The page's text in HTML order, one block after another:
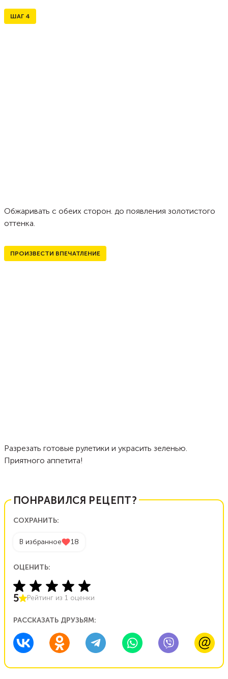
ШАГ 4
Обжаривать с обеих сторон. до появления золотистого
оттенка.
ПРОИЗВЕСТИ ВПЕЧАТЛЕНИЕ
Разрезать готовые рулетики и украсить зеленью.
Приятного аппетита!
ПОНРАВИЛСЯ РЕЦЕПТ?
СОХРАНИТЬ:
В избранное 18
ОЦЕНИТЬ:
5 Рейтинг из 1 оценки
РАССКАЗАТЬ ДРУЗЬЯМ: